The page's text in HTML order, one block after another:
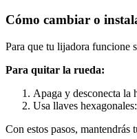
Cómo cambiar o
Para que tu lijadora funcione
Para quitar la rueda:
Apaga y desconecta la
Usa llaves
Con estos pasos,